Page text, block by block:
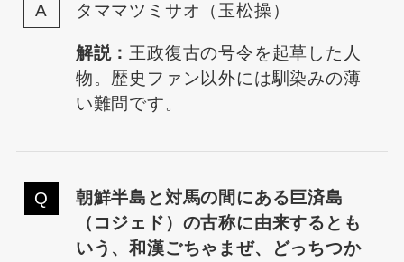
タママツミサオ（玉松操）
解説： 王政復古の号令を起草した人
物。歴史ファン以外には馴染みの薄
い難問です。
朝鮮半島と対馬の間にある巨済島
（コジェド）の古称に由来するとも
いう、和漢ごちゃまぜ、どっちつか